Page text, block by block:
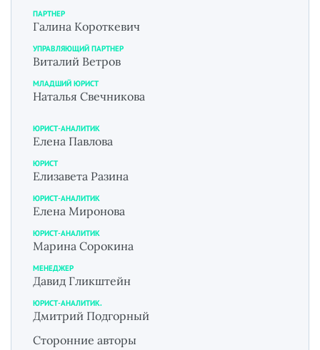
ПАРТНЕР
Галина Короткевич
УПРАВЛЯЮЩИЙ ПАРТНЕР
Виталий Ветров
МЛАДШИЙ ЮРИСТ
Наталья Свечникова
ЮРИСТ-АНАЛИТИК
Елена Павлова
ЮРИСТ
Елизавета Разина
ЮРИСТ-АНАЛИТИК
Елена Миронова
ЮРИСТ-АНАЛИТИК
Марина Сорокина
МЕНЕДЖЕР
Давид Гликштейн
ЮРИСТ-АНАЛИТИК.
Дмитрий Подгорный
Сторонние авторы